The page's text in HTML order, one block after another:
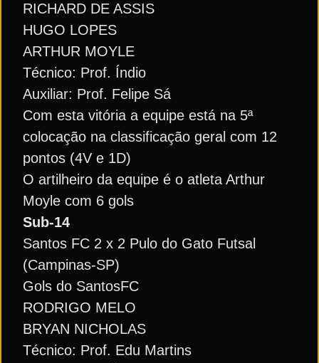
RICHARD DE ASSIS
HUGO LOPES
ARTHUR MOYLE
Técnico: Prof. Índio
Auxiliar: Prof. Felipe Sá
Com esta vitória a equipe está na 5ª
colocação na classificação geral com 12
pontos (4V e 1D)
O artilheiro da equipe é o atleta Arthur
Moyle com 6 gols
Sub-14
Santos FC 2 x 2 Pulo do Gato Futsal
(Campinas-SP)
Gols do SantosFC
RODRIGO MELO
BRYAN NICHOLAS
Técnico: Prof. Edu Martins